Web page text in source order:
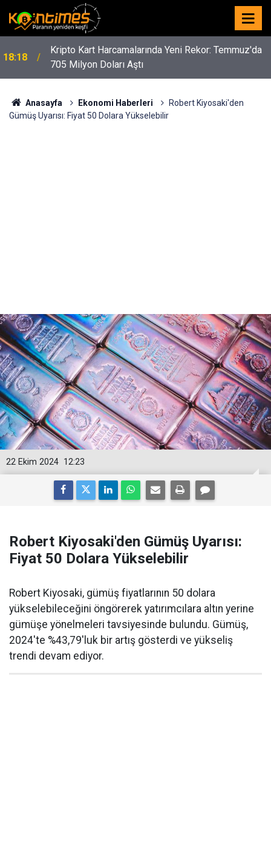
18:18
Kripto Kart Harcamalarında Yeni Rekor: Temmuz'da
705 Milyon Doları Aştı
Anasayfa Ekonomi Haberleri
Robert Kiyosaki'den
Gümüş Uyarısı: Fiyat 50 Dolara Yükselebilir
12:23
22 Ekim 2024
Robert Kiyosaki'den Gümüş Uyarısı:
Fiyat 50 Dolara Yükselebilir
Robert Kiyosaki, gümüş fiyatlarının 50 dolara
yükselebileceğini öngörerek yatırımcılara altın yerine
gümüşe yönelmeleri tavsiyesinde bulundu. Gümüş,
2024'te %43,79'luk bir artış gösterdi ve yükseliş
trendi devam ediyor.